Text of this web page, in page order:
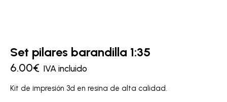
Set pilares barandilla 1:35
6.00€ IVA incluido
Kit de impresión 3d en resina de alta calidad.